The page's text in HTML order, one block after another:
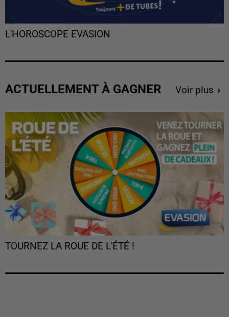
L'HOROSCOPE EVASION
ACTUELLEMENT À GAGNER Voir plus
TOURNEZ LA ROUE DE L'ÉTÉ !